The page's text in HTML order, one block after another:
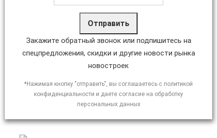
Отправить
Закажите обратный звонок или подпишитесь на
спецпредложения, скидки и другие новости рынка
новостроек
*Нажимая кнопку "отправить", вы соглашаетесь с политикой
конфиденциальности и даете согласие на обработку
персональных данных